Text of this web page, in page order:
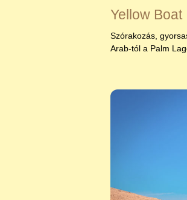
Yellow Boat
Szórakozás,
Arab-tól a Palm